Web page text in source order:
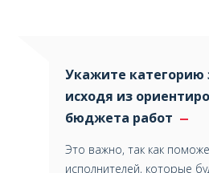
Укажите категорию
исходя из
бюджета работ
Это важно, так как
исполнителей, которые